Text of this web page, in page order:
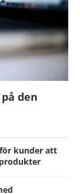
den
kunder att